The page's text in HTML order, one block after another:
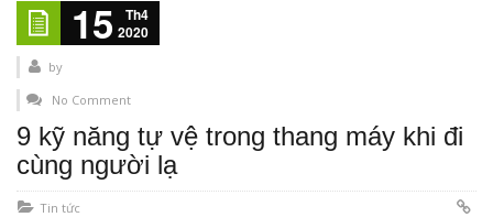
15
Th4
2020
by
No Comment
9 kỹ năng tự vệ trong thang máy khi đi
cùng người lạ
Tin tức